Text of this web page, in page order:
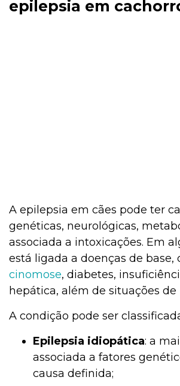
epilepsia em
A epilepsia em cães pode ter
genéticas, neurológicas,
associada a intoxicações. Em
está ligada a doenças de base,
cinomose, diabetes,
hepática, além de situações
A condição pode ser
Epilepsia idiopática: a
associada a fatores
causa definida;